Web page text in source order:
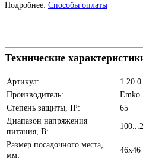
Подробнее: Способы оплаты
Технические
Артикул:
Производитель:
Emko
Степень защиты, IP:
65
Диапазон напряжения
питания, В:
Размер посадочного места,
мм:
46х46